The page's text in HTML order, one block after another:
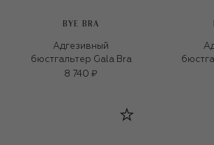
BYE BRA
Адгезивный
бюстгальтер Gala Bra
8 740 ₽